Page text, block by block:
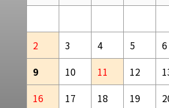
2
3 4 5 6
9
10 11 12
16
17 18 19